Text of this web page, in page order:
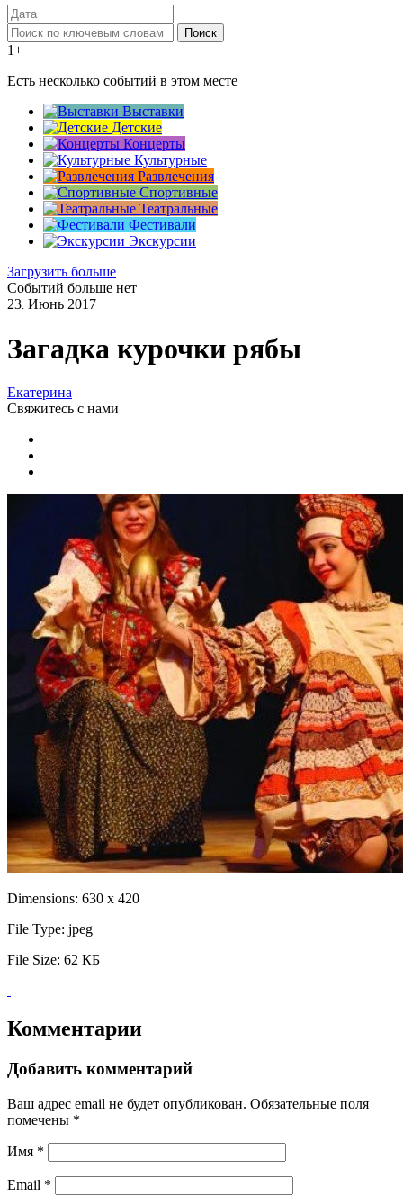
Поиск
1+
Есть несколько событий в этом месте
Выставки
Детские
Концерты
Культурные
Развлечения
Спортивные
Театральные
Фестивали
Экскурсии
Загрузить больше
Событий больше нет
23. Июнь 2017
Загадка курочки рябы
Екатерина
Свяжитесь с нами
Dimensions: 630 x 420
File Type: jpeg
File Size: 62 КБ
Комментарии
Добавить комментарий
Ваш адрес email не будет опубликован. Обязательные поля
помечены *
Имя *
Email *